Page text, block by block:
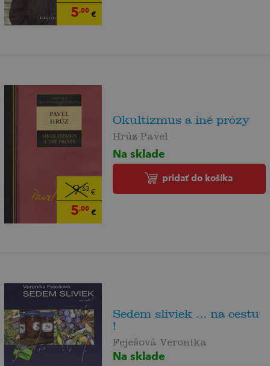
5,00€
9,63€
5,00€
Okultizmus a iné prózy
Hrúz Pavel
Na sklade
pridať do košíka
Sedem sliviek ... na cestu
!
Feješová Veronika
Na sklade